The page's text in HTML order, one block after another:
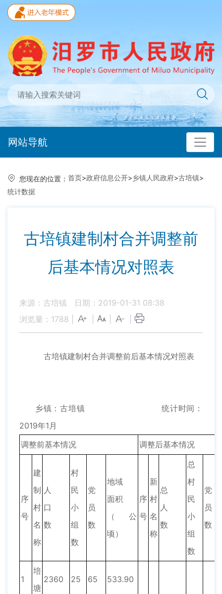
网站导航
您现在的位置： 首页>政府信息公开>乡镇人民政府>古培镇>
统计数据
古培镇建制村合并调整前
后基本情况对照表
来源：古培镇
日期：2019-01-31 08:38
浏览量： 1788
古培镇建制村合并调整前后基本情况对照表
乡镇：古培镇 统计时间：
2019年1月
调整前基本情况
调整后基本情况
序
号
建
制
村
名
称
人
口
数
村
民
小
组
数
党
员
数
地域
面积
（公
顷）
序
号
新
村
名
称
总
人
数
总
村
民
小
组
数
党
员
数
1
培
塘
2360 25 65 533.90